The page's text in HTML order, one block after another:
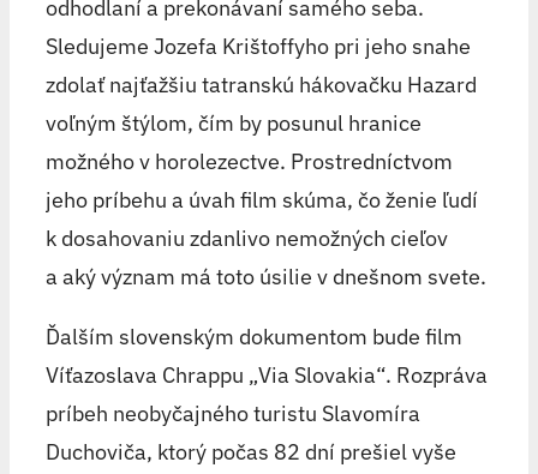
odhodlaní a prekonávaní samého seba.
Sledujeme Jozefa Krištoffyho pri jeho snahe
zdolať najťažšiu tatranskú hákovačku Hazard
voľným štýlom, čím by posunul hranice
možného v horolezectve. Prostredníctvom
jeho príbehu a úvah film skúma, čo ženie ľudí
k dosahovaniu zdanlivo nemožných cieľov
a aký význam má toto úsilie v dnešnom svete.
Ďalším slovenským dokumentom bude film
Víťazoslava Chrappu „Via Slovakia“. Rozpráva
príbeh neobyčajného turistu Slavomíra
Duchoviča, ktorý počas 82 dní prešiel vyše